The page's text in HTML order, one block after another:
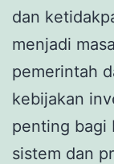
dan
menjadi
pemerintah
kebijakan
penting bagi
sistem dan